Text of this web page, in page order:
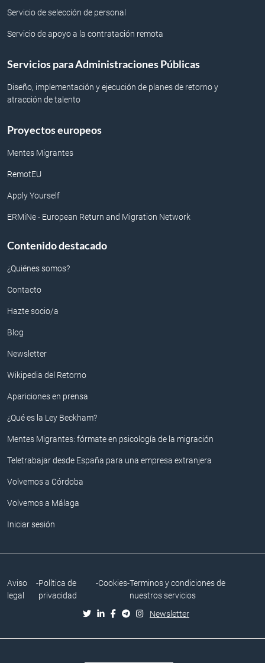
Servicio de selección de personal
Servicio de apoyo a la contratación remota
Servicios para Administraciones Públicas
Diseño, implementación y ejecución de planes de retorno y
atracción de talento
Proyectos europeos
Mentes Migrantes
RemotEU
Apply Yourself
ERMiNe - European Return and Migration Network
Contenido destacado
¿Quiénes somos?
Contacto
Hazte socio/a
Blog
Newsletter
Wikipedia del Retorno
Apariciones en prensa
¿Qué es la Ley Beckham?
Mentes Migrantes: fórmate en psicología de la migración
Teletrabajar desde España para una empresa extranjera
Volvemos a Córdoba
Volvemos a Málaga
Iniciar sesión
Aviso
legal
-Política de
privacidad
-Cookies-Terminos y condiciones de
nuestros servicios
Newsletter